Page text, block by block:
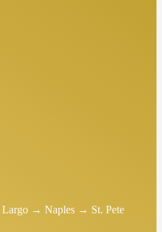
→ Naples → St. Pete